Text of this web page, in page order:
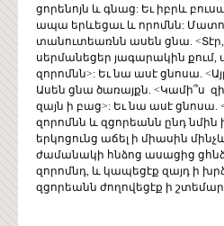
ցորենոյն և գնաց: Եւ իբրև
ապա երևեցաւ և որոմնն:
տանուտեառնն ասեն ցնա. <Տէր,
սերմանեցեր յագարակին քում,
զորոմնն>: Եւ նա ասէ ցնոսա.
Ասեն ցնա ծառայքն. <Կամի՞ս
զայն ի բաց>: Եւ նա ասէ ցնոսա.
զորոմնն և զցորեանն ընդ նմին
երկոցունց աճել ի միասին
ժամանակի հնձոց ասացից
զորոմնդ, և կապեցէք զայդ ի
զցորեանն ժողովեցէք ի